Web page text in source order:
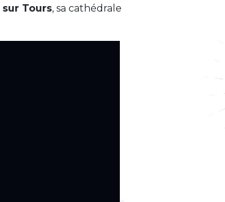
sur Tours, sa cathédrale